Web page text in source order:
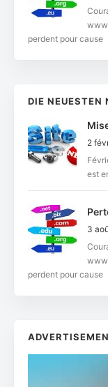
perdent pour cause
DIE NEUESTEN
2
est
3
perdent pour cause